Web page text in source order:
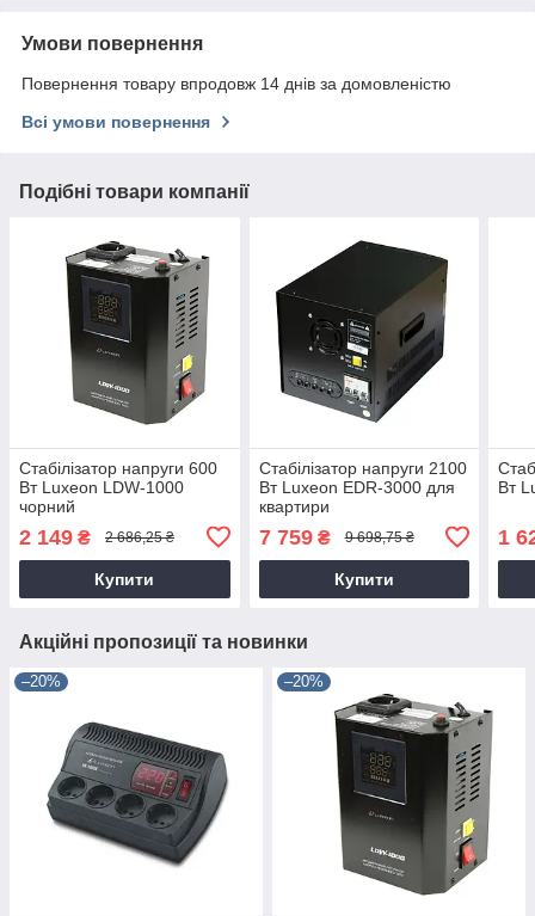
Умови повернення
Повернення товару впродовж 14 днів за домовленістю
Всі умови повернення
Подібні товари компанії
Стабілізатор напруги 600
Вт Luxeon LDW-1000
чорний
2 149 ₴ 2 686,25 ₴
Купити
Стабілізатор напруги 2100
Вт Luxeon EDR-3000 для
квартири
7 759₴ 9 698,75 ₴
Купити
Вт
1
Акційні пропозиції та новинки
–20% –20%